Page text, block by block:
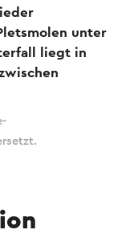
unter
liegt in